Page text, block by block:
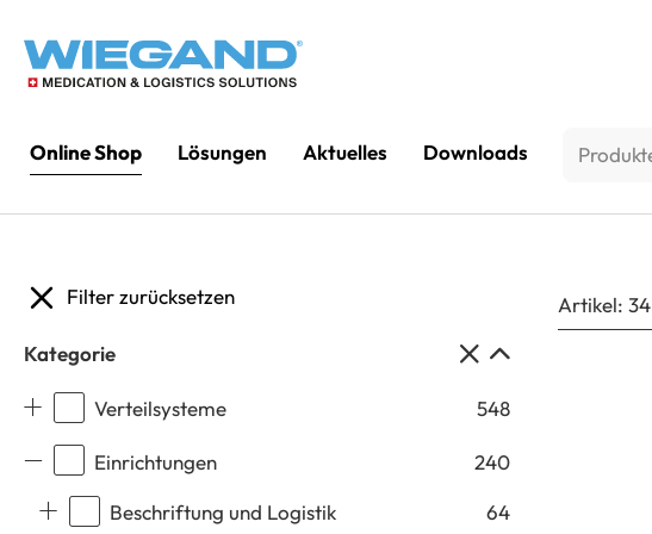
Online Shop Lösungen Aktuelles Downloads Über uns
Filter zurücksetzen
Kategorie
Verteilsysteme 548
Einrichtungen 240
Beschriftung und Logistik 64
Artikel: 34